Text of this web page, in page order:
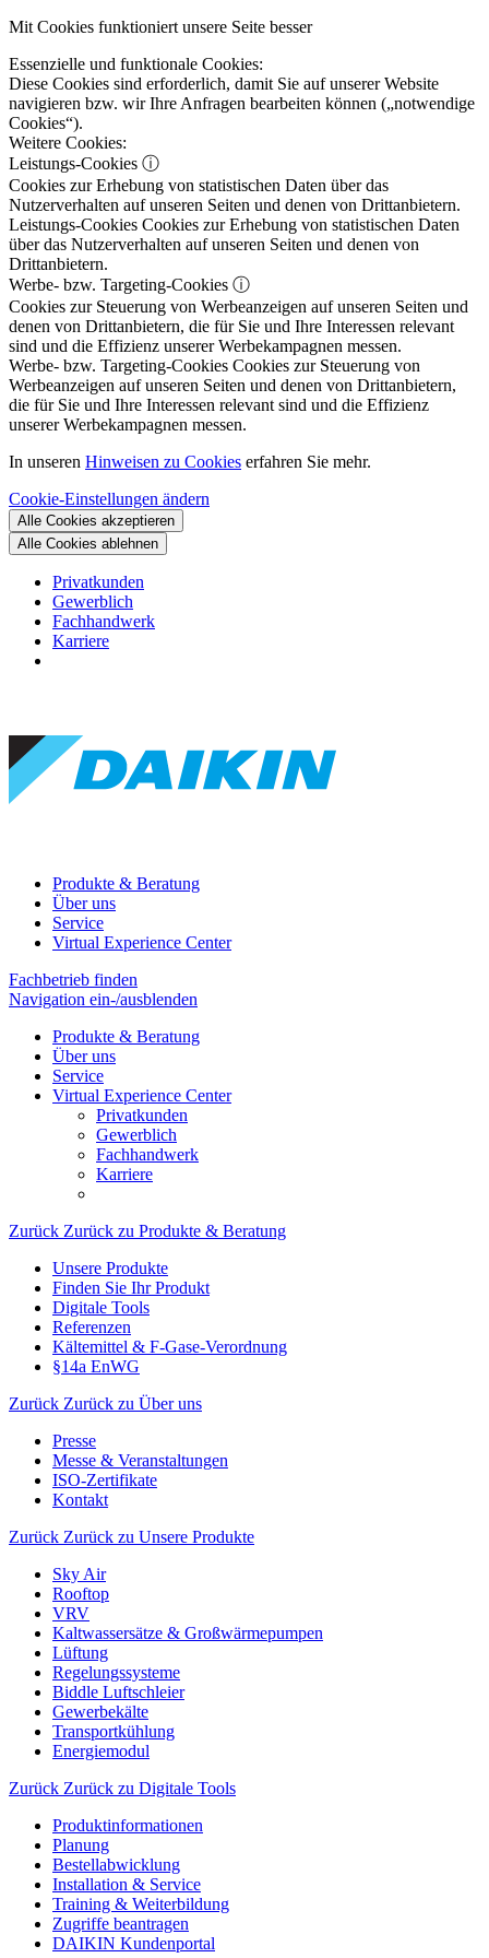
Mit Cookies funktioniert unsere Seite besser
Essenzielle und funktionale Cookies:
Diese Cookies sind erforderlich, damit Sie auf unserer Website
navigieren bzw. wir Ihre Anfragen bearbeiten können („notwendige
Cookies“).
Weitere Cookies:
Leistungs-Cookies ⓘ
Cookies zur Erhebung von statistischen Daten über das
Nutzerverhalten auf unseren Seiten und denen von Drittanbietern.
Leistungs-Cookies Cookies zur Erhebung von statistischen Daten
über das Nutzerverhalten auf unseren Seiten und denen von
Drittanbietern.
Werbe- bzw. Targeting-Cookies ⓘ
Cookies zur Steuerung von Werbeanzeigen auf unseren Seiten und
denen von Drittanbietern, die für Sie und Ihre Interessen relevant
sind und die Effizienz unserer Werbekampagnen messen.
Werbe- bzw. Targeting-Cookies Cookies zur Steuerung von
Werbeanzeigen auf unseren Seiten und denen von Drittanbietern,
die für Sie und Ihre Interessen relevant sind und die Effizienz
unserer Werbekampagnen messen.
In unseren Hinweisen zu Cookies erfahren Sie mehr.
Cookie-Einstellungen ändern
Alle Cookies akzeptieren
Alle Cookies ablehnen
Privatkunden
Gewerblich
Fachhandwerk
Karriere
Produkte & Beratung
Über uns
Service
Virtual Experience Center
Fachbetrieb finden
Navigation ein-/ausblenden
Produkte & Beratung
Über uns
Service
Virtual Experience Center
Privatkunden
Gewerblich
Fachhandwerk
Karriere
Zurück Zurück zu Produkte & Beratung
Unsere Produkte
Finden Sie Ihr Produkt
Digitale Tools
Referenzen
Kältemittel & F-Gase-Verordnung
§14a EnWG
Zurück Zurück zu Über uns
Presse
Messe & Veranstaltungen
ISO-Zertifikate
Kontakt
Zurück Zurück zu Unsere Produkte
Sky Air
Rooftop
VRV
Kaltwassersätze & Großwärmepumpen
Lüftung
Regelungssysteme
Biddle Luftschleier
Gewerbekälte
Transportkühlung
Energiemodul
Zurück Zurück zu Digitale Tools
Produktinformationen
Planung
Bestellabwicklung
Installation & Service
Training & Weiterbildung
Zugriffe beantragen
DAIKIN Kundenportal